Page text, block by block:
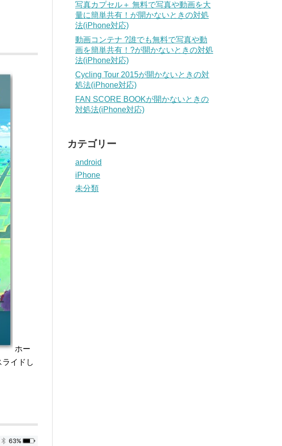
ホー
イドし
写真カプセル＋ 無料で写真や動画を大
量に簡単共有！が開かないときの対処
法(iPhone対応)
動画コンテナ ?誰でも無料で写真や動
画を簡単共有！?が開かないときの対処
法(iPhone対応)
Cycling Tour 2015が開かないときの対
処法(iPhone対応)
FAN SCORE BOOKが開かないときの
対処法(iPhone対応)
カテゴリー
android
iPhone
未分類